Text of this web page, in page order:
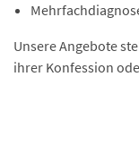
Unsere Angebote
ihrer Konfession